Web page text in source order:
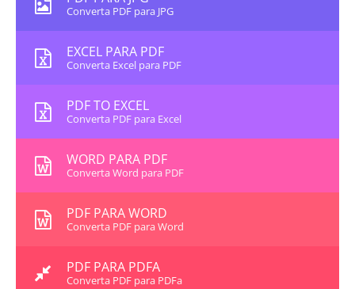
Converta PDF para JPG
EXCEL PARA PDF
Converta Excel para PDF
PDF TO EXCEL
Converta PDF para Excel
WORD PARA PDF
Converta Word para PDF
PDF PARA WORD
Converta PDF para Word
PDF PARA PDFA
Converta PDF para PDFa